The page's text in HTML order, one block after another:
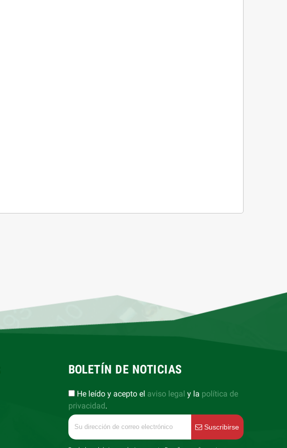
BOLETÍN DE NOTICIAS
He leído y acepto el aviso legal y la política de
privacidad.
Suscribirse